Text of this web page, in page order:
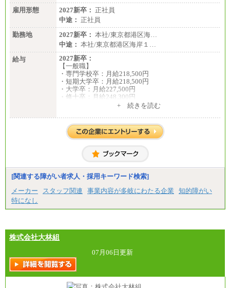
雇用形態
2027新卒： 正社員
中途： 正社員
勤務地
2027新卒： 本社/東京都港区海…
中途： 本社/東京都港区海岸１…
給与
2027新卒：
【一般職】
・専門学校卒：月給218,500円
・短期大学卒：月給218,500円
・大学卒：月給227,500円
・修士卒：月給248,300円
・博士卒：月給257,300円
【総合職】
・大学卒：月給253,500円
・修士卒：月給261,500円
※2025年度実績
※試用期間3か月中も給与に変更はございません
中途：
全職種共通
最低月給200,000円以上
+ 続きを読む
[関連する障がい者求人・採用キーワード検索]
メーカー
スタッフ関連 事業内容が多岐にわたる企業
知的障がい
特になし
株式会社大林組
07月06日更新